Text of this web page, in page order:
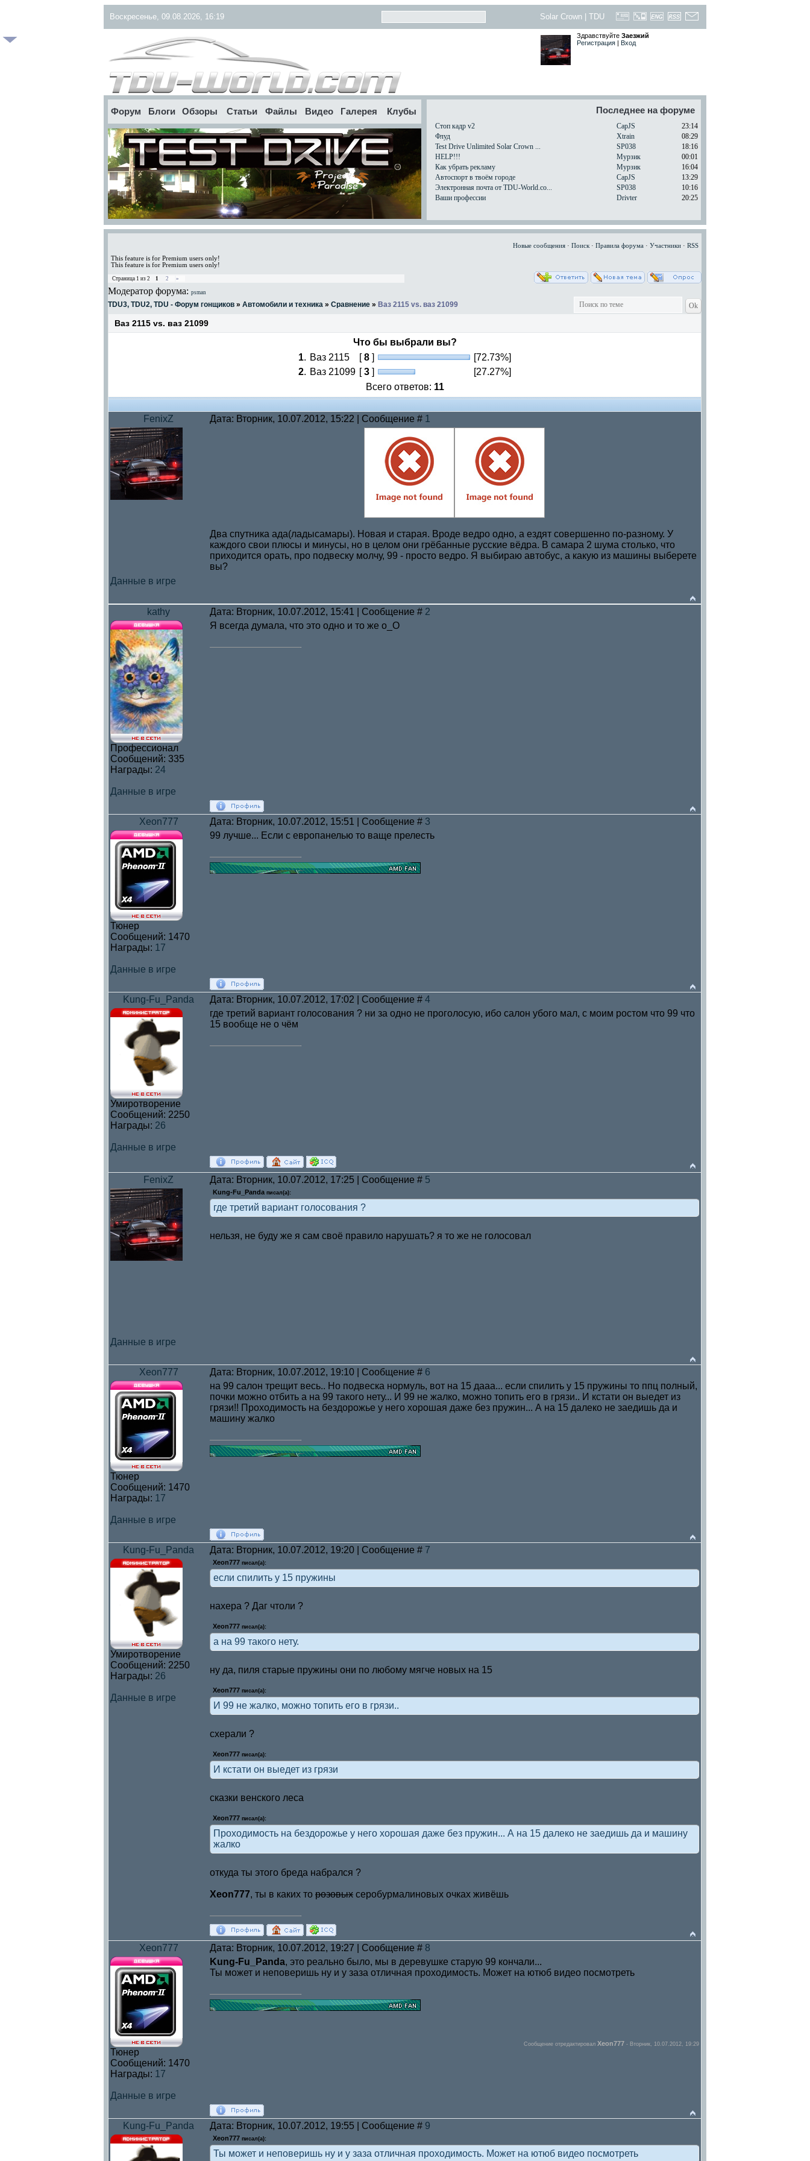
Воскресенье, 09.08.2026, 16:19 Solar Crown TDU
Здравствуйте Заезжий
Регистрация | Вход
Форум Блоги Обзоры Статьи Файлы Видео Галерея Клубы Последнее на форуме
Стоп кадр v2 CapJS
23:14
Флуд
Xtrain
08:29
Test Drive Unlimited Solar Crown ...
SP038
18:16
HELP!!!
Мурзик
00:01
Как убрать рекламу
Мурзик
16:04
Автоспорт в твоём городе
CapJS
13:29
Электронная почта от TDU-World.co...
SP038
10:16
Ваши профессии
Drivter 20:25
Новые сообщения · Поиск · Правила форума · Участники · RSS
This feature is for Premium users only!
This feature is for Premium users only!
Страница 1 из 2 1 2 »
Модератор форума: psman
TDU3, TDU2, TDU - Форум гонщиков » Автомобили и техника » Сравнение » Ваз 2115 vs. ваз 21099
Ваз 2115 vs. ваз 21099
Что бы выбрали вы?
1. Ваз 2115 [8 ]
[72.73%]
2. Ваз 21099 [3 ]
[27.27%]
Всего ответов: 11
FenixZ Дата: Вторник, 10.07.2012, 15:22 | Сообщение # 1
Данные в игре
Два спутника ада(ладысамары). Новая и старая. Вроде ведро одно, а ездят совершенно по-разному. У
каждого свои плюсы и минусы, но в целом они грёбанные русские вёдра. В самара 2 шума столько, что
приходится орать, про подвеску молчу, 99 - просто ведро. Я выбираю автобус, а какую из машины выберете
вы?
kathy Дата: Вторник, 10.07.2012, 15:41 | Сообщение # 2
Профессионал
Сообщений: 335
Награды: 24
Данные в игре
Я всегда думала, что это одно и то же о_О
Xeon777 Дата: Вторник, 10.07.2012, 15:51 | Сообщение # 3
Тюнер
Сообщений: 1470
Награды: 17
Данные в игре
99 лучше... Если с европанелью то ваще прелесть
Kung-Fu_Panda Дата: Вторник, 10.07.2012, 17:02 | Сообщение # 4
Умиротворение
Сообщений: 2250
Награды: 26
Данные в игре
где третий вариант голосования ? ни за одно не проголосую, ибо салон убого мал, с моим ростом что 99 что
15 вообще не о чём
FenixZ Дата: Вторник, 10.07.2012, 17:25 | Сообщение # 5
Данные в игре
Kung-Fu_Panda писал(а):
где третий вариант голосования ?
нельзя, не буду же я сам своё правило нарушать? я то же не голосовал
Xeon777 Дата: Вторник, 10.07.2012, 19:10 | Сообщение # 6
Тюнер
Сообщений: 1470
Награды: 17
Данные в игре
на 99 салон трещит весь.. Но подвеска нормуль, вот на 15 дааа... если спилить у 15 пружины то ппц полный,
почки можно отбить а на 99 такого нету... И 99 не жалко, можно топить его в грязи.. И кстати он выедет из
грязи!! Проходимость на бездорожье у него хорошая даже без пружин... А на 15 далеко не заедишь да и
машину жалко
Kung-Fu_Panda Дата: Вторник, 10.07.2012, 19:20 | Сообщение # 7
Умиротворение
Сообщений: 2250
Награды: 26
Данные в игре
Xeon777 писал(а):
если спилить у 15 пружины
нахера ? Даг чтоли ?
Xeon777 писал(а):
а на 99 такого нету.
ну да, пиля старые пружины они по любому мягче новых на 15
Xeon777 писал(а):
И 99 не жалко, можно топить его в грязи..
схерали ?
Xeon777 писал(а):
И кстати он выедет из грязи
сказки венского леса
Xeon777 писал(а):
Проходимость на бездорожье у него хорошая даже без пружин... А на 15 далеко не заедишь да и машину
жалко
откуда ты этого бреда набрался ?
Xeon777, ты в каких то розовых серобурмалиновых очках живёшь
Xeon777 Дата: Вторник, 10.07.2012, 19:27 | Сообщение # 8
Тюнер
Сообщений: 1470
Награды: 17
Данные в игре
Kung-Fu_Panda, это реально было, мы в деревушке старую 99 кончали...
Ты может и неповеришь ну и у заза отличная проходимость. Может на ютюб видео посмотреть
Сообщение отредактировал Xeon777 - Вторник, 10.07.2012, 19:29
Kung-Fu_Panda Дата: Вторник, 10.07.2012, 19:55 | Сообщение # 9
Xeon777 писал(а):
Ты может и неповеришь ну и у заза отличная проходимость. Может на ютюб видео посмотреть